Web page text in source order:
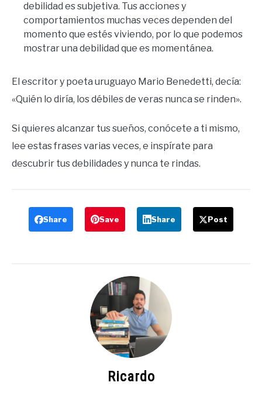
debilidad es subjetiva. Tus acciones y
comportamientos muchas veces dependen del
momento que estés viviendo, por lo que podemos
mostrar una debilidad que es momentánea.
El escritor y poeta uruguayo Mario Benedetti, decía:
«Quién lo diría, los débiles de veras nunca se rinden».
Si quieres alcanzar tus sueños, conócete a ti mismo,
lee estas frases varias veces, e inspírate para
descubrir tus debilidades y nunca te rindas.
Share Save Share Post
Ricardo